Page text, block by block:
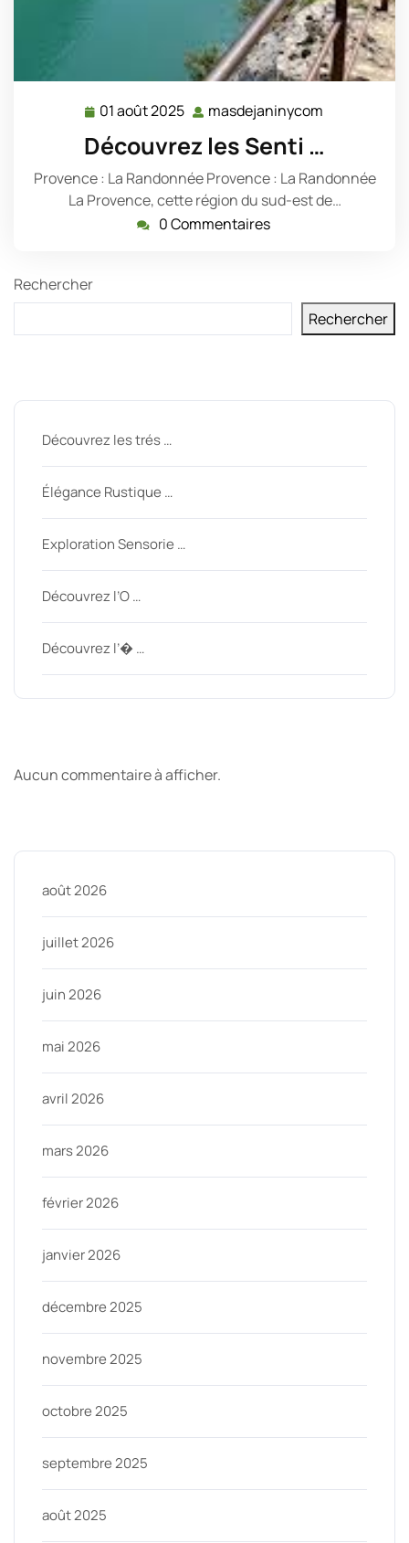
01 août 2025 01
août
2025
masdejaninycom
Découvrez les Senti …
Provence : La Randonnée Provence : La Randonnée
La Provence, cette région du sud-est de…
0 Commentaires
Rechercher
Rechercher
Découvrez les trés …
Élégance Rustique …
Exploration Sensorie …
Découvrez l’O …
Découvrez l’� …
Aucun commentaire à afficher.
août 2026
juillet 2026
juin 2026
mai 2026
avril 2026
mars 2026
février 2026
janvier 2026
décembre 2025
novembre 2025
octobre 2025
septembre 2025
août 2025